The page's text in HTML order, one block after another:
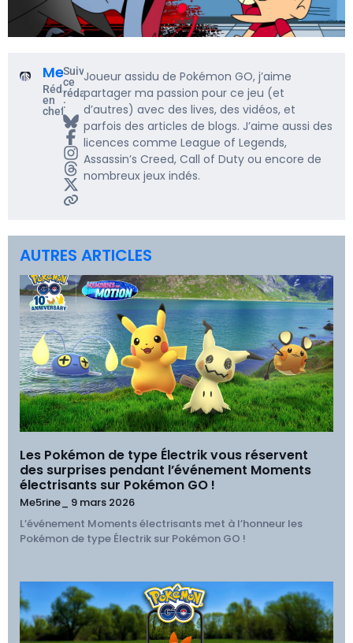
Me5rine_
Rédacteur
en
chef
Suivre
ce
rédacteur
:
Joueur assidu de Pokémon GO, j’aime
partager ma passion pour ce jeu (et
d’autres) avec des lives, des vidéos, et
parfois des articles de blogs. J’aime aussi des
licences comme League of Legends,
Assassin’s Creed, Call of Duty ou encore de
nombreux jeux indés.
AUTRES ARTICLES
Les Pokémon de type Électrik vous réservent
des surprises pendant l’événement Moments
électrisants sur Pokémon GO !
Me5rine_ 9 mars 2026
L’événement Moments électrisants met à l’honneur les
Pokémon de type Électrik sur Pokémon GO !